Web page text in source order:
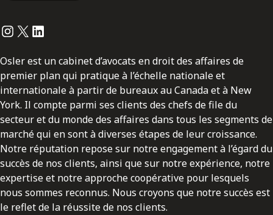
Instagram
Twitter
LinkedIn
Osler est un cabinet d’avocats en droit des affaires de
premier plan qui pratique à l’échelle nationale et
internationale à partir de bureaux au Canada et à New
York. Il compte parmi ses clients des chefs de file du
secteur et du monde des affaires dans tous les segments de
marché qui en sont à diverses étapes de leur croissance.
Notre réputation repose sur notre engagement à l’égard du
succès de nos clients, ainsi que sur notre expérience, notre
expertise et notre approche coopérative pour lesquels
nous sommes reconnus. Nous croyons que notre succès est
le reflet de la réussite de nos clients.